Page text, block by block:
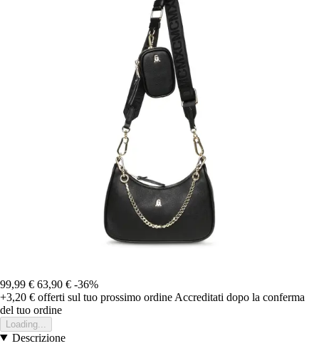
99,99 € 63,90 € -36%
+3,20 € offerti sul tuo prossimo ordine Accreditati dopo la conferma
del tuo ordine
Loading...
Descrizione